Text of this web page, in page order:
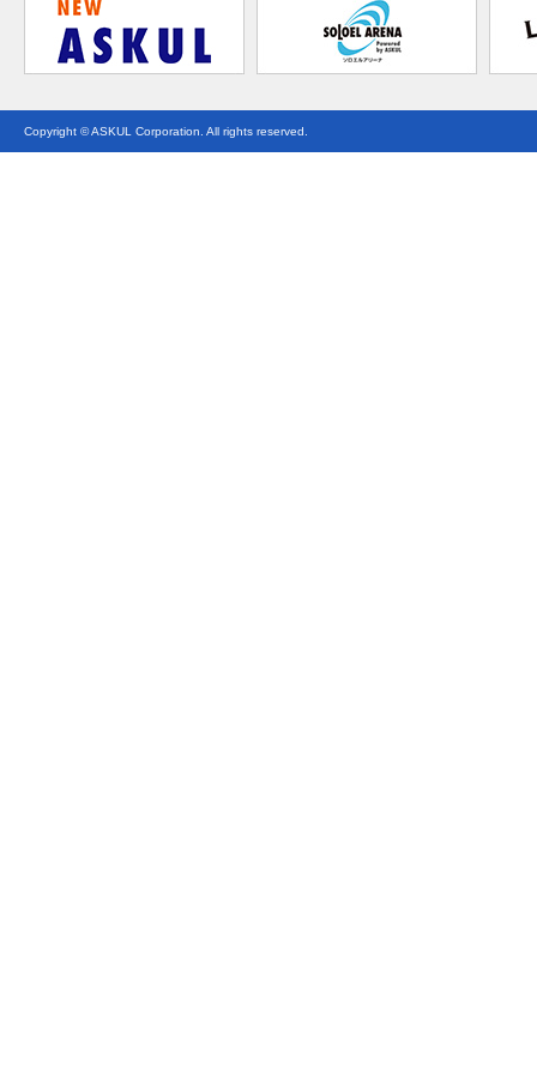
Copyright © ASKUL Corporation. All rights reserved.